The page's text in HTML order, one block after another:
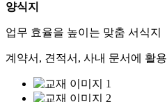
양식지
업무 효율을 높이는 맞춤 서식지
계약서, 견적서, 사내 문서에 활용